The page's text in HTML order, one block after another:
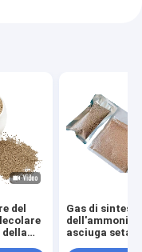
del
della
Gas di sintesi
asciuga